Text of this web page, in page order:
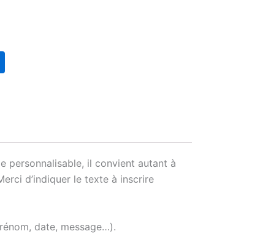
personnalisable, il convient autant à
d’indiquer le texte à inscrire
date, message…).